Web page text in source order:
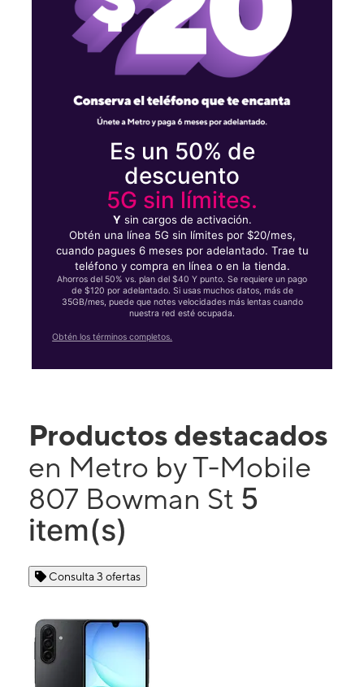
Es un 50% de
descuento
5G sin límites.
Ysin cargos de activación.
Obtén una línea 5G sin límites por $20/mes,
cuando pagues 6 meses por adelantado. Trae tu
teléfono y compra en línea o en la tienda.
Ahorros del 50% vs. plan del $40 Y punto. Se requiere un pago
de $120 por adelantado. Si usas muchos datos, más de
35GB/mes, puede que notes velocidades más lentas cuando
nuestra red esté ocupada.
Obtén los términos completos.
Productos destacados
en Metro by T-Mobile
807 Bowman St 5
item(s)
Consulta 3 ofertas